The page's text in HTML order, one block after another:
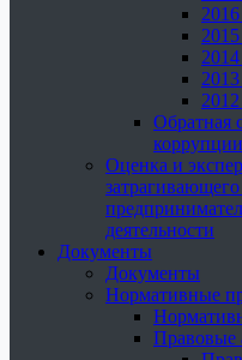
Обратная
коррупции
Оценка и
деятельности
Документы
Документы
Нормативные
Правовые